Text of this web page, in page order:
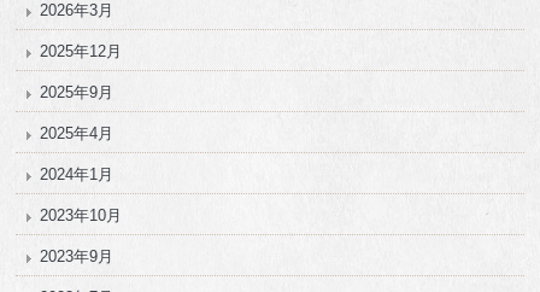
2026年3月
2025年12月
2025年9月
2025年4月
2024年1月
2023年10月
2023年9月